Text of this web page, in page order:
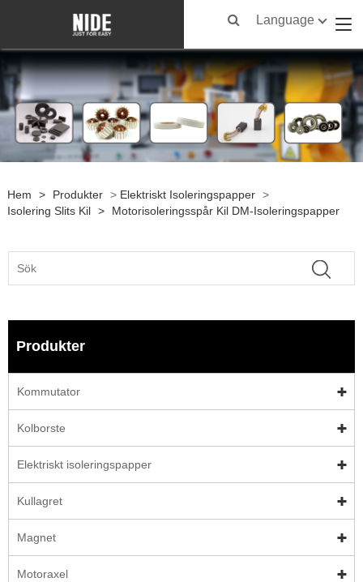
Language
Hem > Produkter > Elektriskt Isoleringspapper >
Isolering Slits Kil > Motorisoleringsspår Kil DM-Isoleringspapper
Produkter
Kommutator
Kolborste
Elektriskt isoleringspapper
Kullagret
Magnet
Motoraxel